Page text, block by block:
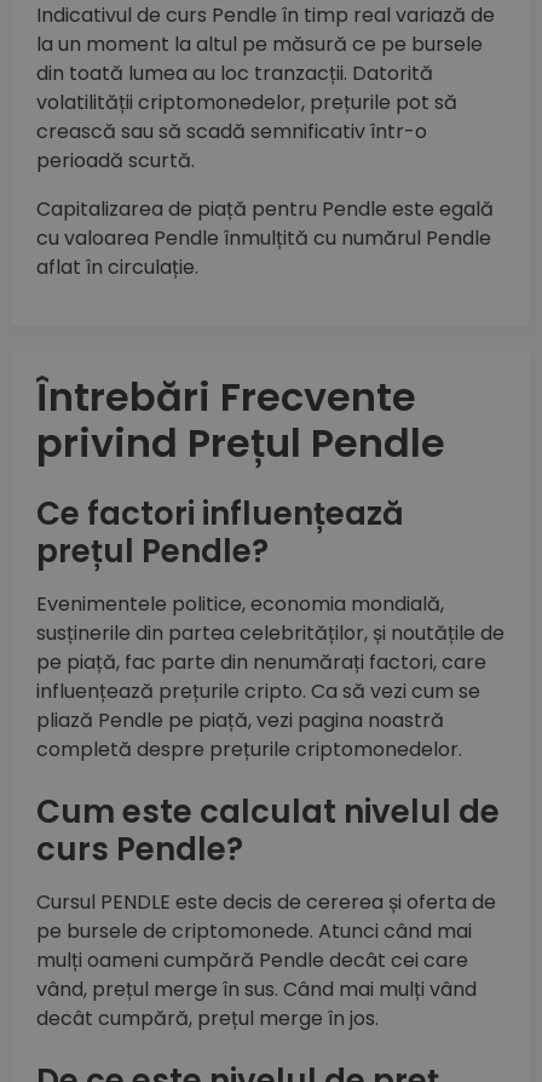
Indicativul de curs Pendle în timp real variază de
la un moment la altul pe măsură ce pe bursele
din toată lumea au loc tranzacții. Datorită
volatilității criptomonedelor, prețurile pot să
crească sau să scadă semnificativ într-o
perioadă scurtă.
Capitalizarea de piață pentru Pendle este egală
cu valoarea Pendle înmulțită cu numărul Pendle
aflat în circulație.
Întrebări Frecvente
privind Prețul Pendle
Ce factori influențează
prețul Pendle?
Evenimentele politice, economia mondială,
susținerile din partea celebrităților, și noutățile de
pe piață, fac parte din nenumărați factori, care
influențează prețurile cripto. Ca să vezi cum se
pliază Pendle pe piață, vezi pagina noastră
completă despre prețurile criptomonedelor.
Cum este calculat nivelul de
curs Pendle?
Cursul PENDLE este decis de cererea și oferta de
pe bursele de criptomonede. Atunci când mai
mulți oameni cumpără Pendle decât cei care
vând, prețul merge în sus. Când mai mulți vând
decât cumpără, prețul merge în jos.